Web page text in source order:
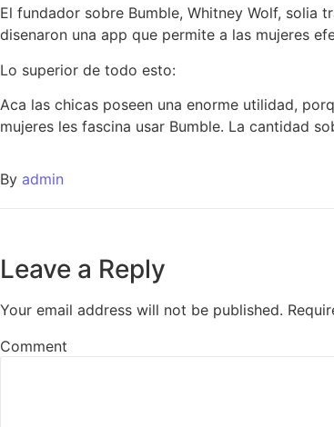
El fundador sobre Bumble, Whitney Wolf, solia
disenaron una app que permite a las mujeres
Lo superior de todo esto:
Aca las chicas poseen una enorme utilidad,
mujeres les fascina usar Bumble. La cantidad
By admin
Leave a Reply
Your email address will not be published.
Comment